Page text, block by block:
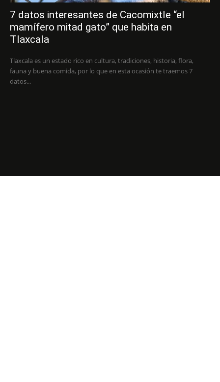
7 datos interesantes de Cacomixtle “el
mamífero mitad gato” que habita en
Tlaxcala
Tlaxcala es un estado rico en cultura, tradiciones, historia, flora,
fauna y buena comida, por lo que en esta ocasión te traemos 7
datos...